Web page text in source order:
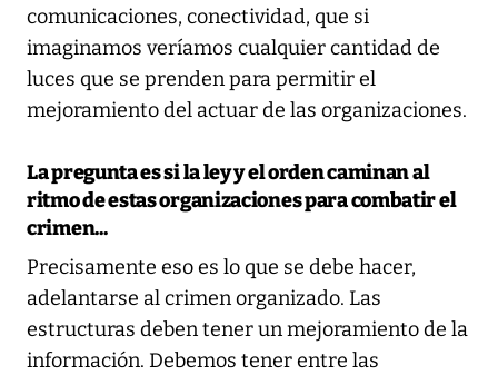
comunicaciones, conectividad, que si
imaginamos veríamos cualquier cantidad de
luces que se prenden para permitir el
mejoramiento del actuar de las organizaciones.
La pregunta es si la ley y el orden caminan al
ritmo de estas organizaciones para combatir el
crimen...
Precisamente eso es lo que se debe hacer,
adelantarse al crimen organizado. Las
estructuras deben tener un mejoramiento de la
información. Debemos tener entre las